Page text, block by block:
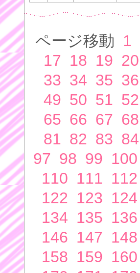
ページ移動 1
17 18 19 20
33 34 35 36
49 50 51 52
65 66 67 68
81 82 83 84
97 98 99 100
110 111 112
122 123 124
134 135 136
146 147 148
158 159 160